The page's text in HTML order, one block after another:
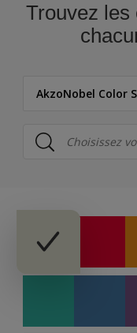
Trouvez les
AkzoNobel Color
Astral Bâtiment